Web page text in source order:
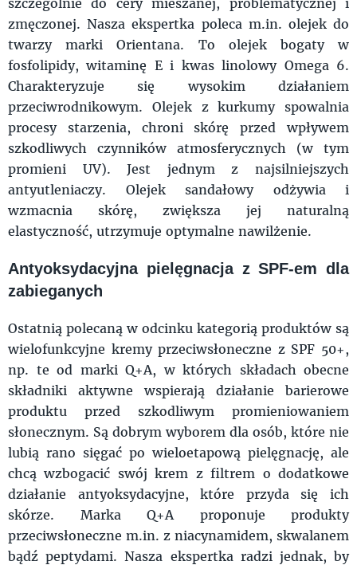
zmęczonej. Nasza ekspertka poleca m.in. olejek do
twarzy marki Orientana. To olejek bogaty w
fosfolipidy, witaminę E i kwas linolowy Omega 6.
Charakteryzuje się wysokim działaniem
przeciwrodnikowym. Olejek z kurkumy spowalnia
procesy starzenia, chroni skórę przed wpływem
szkodliwych czynników atmosferycznych (w tym
promieni UV). Jest jednym z najsilniejszych
antyutleniaczy. Olejek sandałowy odżywia i
wzmacnia skórę, zwiększa jej naturalną
elastyczność, utrzymuje optymalne nawilżenie.
Antyoksydacyjna pielęgnacja z SPF-em dla
zabieganych
Ostatnią polecaną w odcinku kategorią produktów są
wielofunkcyjne kremy przeciwsłoneczne z SPF 50+,
np. te od marki Q+A, w których składach obecne
składniki aktywne wspierają działanie barierowe
produktu przed szkodliwym promieniowaniem
słonecznym. Są dobrym wyborem dla osób, które nie
lubią rano sięgać po wieloetapową pielęgnację, ale
chcą wzbogacić swój krem z filtrem o dodatkowe
działanie antyoksydacyjne, które przyda się ich
skórze. Marka Q+A proponuje produkty
przeciwsłoneczne m.in. z niacynamidem, skwalanem
bądź peptydami. Nasza ekspertka radzi jednak, by